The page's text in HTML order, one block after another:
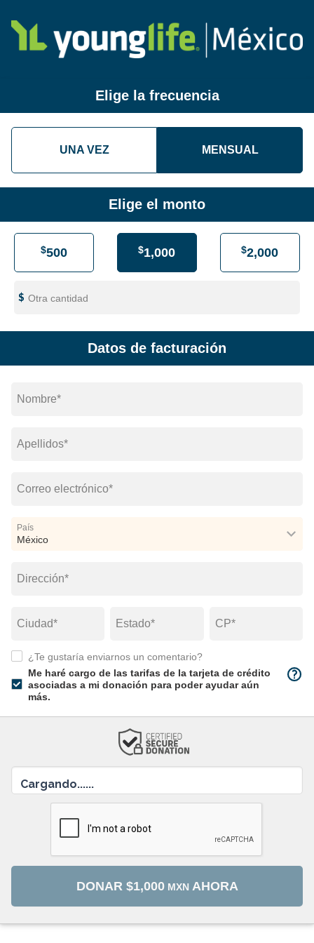
Elige la frecuencia
UNA VEZ MENSUAL
Elige el monto
$500 $1,000 $2,000
Otra cantidad
Datos de facturación
Nombre*
Apellidos*
Correo electrónico*
País
Dirección*
Ciudad* Estado* CP*
¿Te gustaría enviarnos un comentario?
Me haré cargo de las tarifas de la tarjeta de crédito
asociadas a mi donación para poder ayudar aún
más.
Cargando......
DONAR $1,000 MXN AHORA